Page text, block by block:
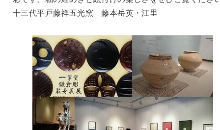
十三代平戸藤祥五光窯 藤本岳英・江里